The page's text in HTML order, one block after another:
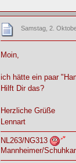
Samstag, 2.
Moin,
ich hätte ein paar
Hilft Dir das?
Herzliche Grüße
Lennart
NL263/NG313
Mannheimer/